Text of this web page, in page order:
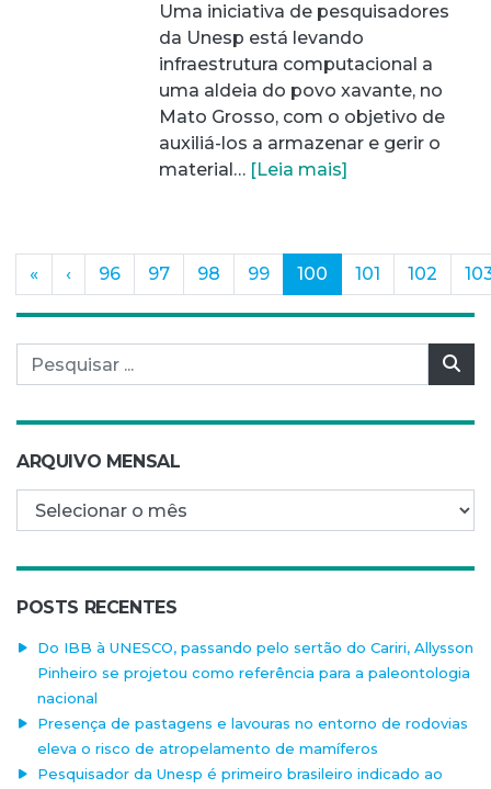
Uma iniciativa de pesquisadores
da Unesp está levando
infraestrutura computacional a
uma aldeia do povo xavante, no
Mato Grosso, com o objetivo de
auxiliá-los a armazenar e gerir o
material… [Leia mais]
« ‹ 96 97 98 99 100 (current)
101 102
Pesquisar por:
ARQUIVO MENSAL
Arquivo mensal
POSTS RECENTES
Do IBB à UNESCO, passando pelo sertão do Cariri, Allysson
Pinheiro se projetou como referência para a paleontologia
nacional
Presença de pastagens e lavouras no entorno de rodovias
eleva o risco de atropelamento de mamíferos
Pesquisador da Unesp é primeiro brasileiro indicado ao